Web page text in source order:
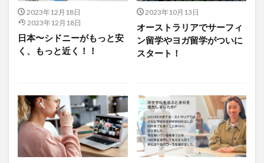
2023年12月18日
2023年12月18日
日本〜シドニーがもっと安
く、もっと近く！！
2023年10月13日
オーストラリアでサーフィ
ン留学やヨガ留学がついに
スタート！